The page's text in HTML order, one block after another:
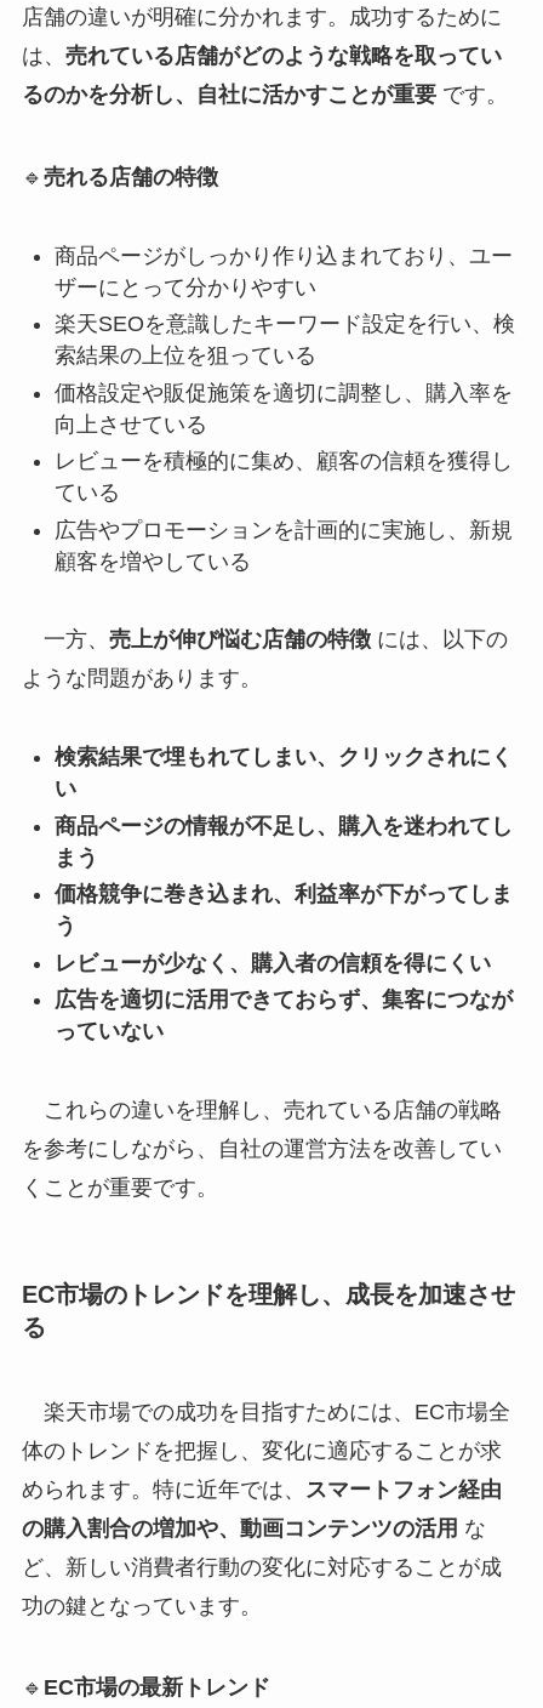
店舗の違いが明確に分かれます。成功するために
は、 売れている店舗がどのような戦略を取ってい
るのかを分析し、自社に活かすことが重要です。
🔹 売れる店舗の特徴
商品ページがしっかり作り込まれており、ユー
ザーにとって分かりやすい
楽天SEOを意識したキーワード設定を行い、検
索結果の上位を狙っている
価格設定や販促施策を適切に調整し、購入率を
向上させている
レビューを積極的に集め、顧客の信頼を獲得し
ている
広告やプロモーションを計画的に実施し、新規
顧客を増やしている
一方、 売上が伸び悩む店舗の特徴には、以下の
ような問題があります。
検索結果で埋もれてしまい、クリックされにく
い
商品ページの情報が不足し、購入を迷われてし
まう
価格競争に巻き込まれ、利益率が下がってしま
う
レビューが少なく、購入者の信頼を得にくい
広告を適切に活用できておらず、集客につなが
っていない
これらの違いを理解し、売れている店舗の戦略
を参考にしながら、自社の運営方法を改善してい
くことが重要です。
EC市場のトレンドを理解し、成長を加速させ
る
楽天市場での成功を目指すためには、EC市場全
体のトレンドを把握し、変化に適応することが求
められます。特に近年では、
スマートフォン経由
の購入割合の増加や、動画コンテンツの活用 な
ど、新しい消費者行動の変化に対応することが成
功の鍵となっています。
🔹 EC市場の最新トレンド